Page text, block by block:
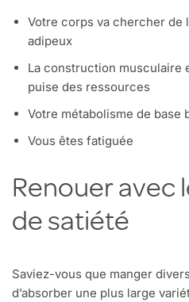
Votre corps va chercher de
adipeux
La construction
puise des ressources
Votre métabolisme de base
Vous êtes fatiguée
Renouer avec
de satiété
Saviez-vous que manger
d’absorber une plus large